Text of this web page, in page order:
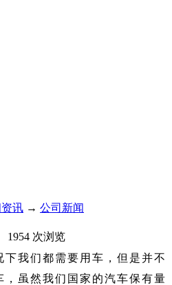
讯 → 公司新闻
1954 次浏览
我们都需要用车，但是并不
，虽然我们国家的汽车保有量